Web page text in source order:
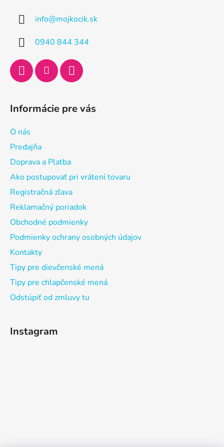
info@mojkocik.sk
0940 844 344
Informácie pre vás
O nás
Predajňa
Doprava a Platba
Ako postupovať pri vrátení tovaru
Registračná zľava
Reklamačný poriadok
Obchodné podmienky
Podmienky ochrany osobných údajov
Kontakty
Tipy pre dievčenské mená
Tipy pre chlapčenské mená
Odstúpiť od zmluvy tu
Instagram